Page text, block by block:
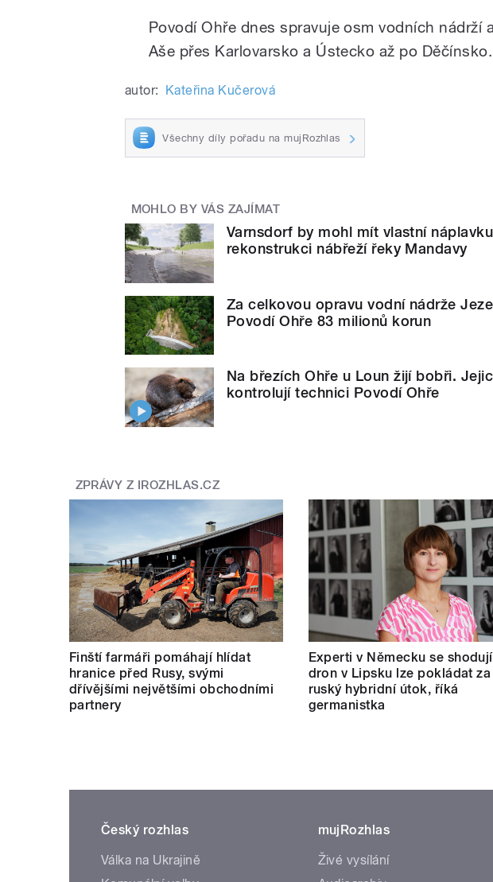
Povodí Ohře dnes spravuje osm vodních nádrží
Aše přes Karlovarsko a Ústecko až po Děčínsko.
autor: Kateřina Kučerová
Všechny díly pořadu na mujRozhlas
MOHLO BY VÁS ZAJÍMAT
Varnsdorf by mohl mít vlastní
rekonstrukci nábřeží řeky Mandavy
Za celkovou opravu vodní nádrže
Povodí Ohře 83 milionů korun
Na březích Ohře u Loun žijí bobři.
kontrolují technici Povodí Ohře
ZPRÁVY Z IROZHLAS.CZ
Finští farmáři pomáhají hlídat
hranice před Rusy, svými
dřívějšími největšími obchodními
partnery
Experti v Německu se
dron v Lipsku lze pokládat za
ruský hybridní útok, říká
germanistka
Český rozhlas
Válka na Ukrajině
mujRozhlas
Živé vysílání